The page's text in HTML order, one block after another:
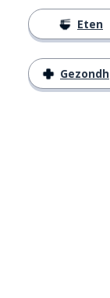
Eten
Gezondheid